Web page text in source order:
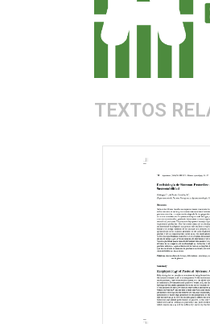
TEXTOS